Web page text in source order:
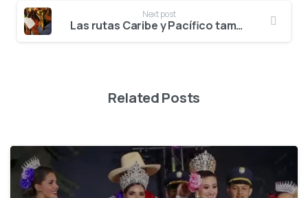
Next post
Las rutas Caribe y Pacífico también vibraron con el Festival
Related Posts